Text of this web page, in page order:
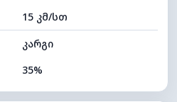
11680 მ
15 კმ/სთ
კარგი
35%